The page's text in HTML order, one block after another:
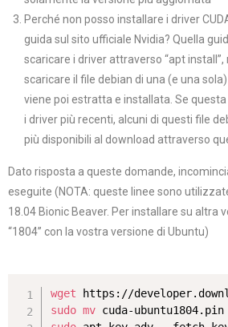
Perché non posso installare i driver
guida sul sito ufficiale Nvidia? Quella
scaricare i driver attraverso “apt
scaricare il file debian di una (e una
viene poi estratta e installata. Se
i driver più recenti, alcuni di questi file
più disponibili al download attraverso
Dato risposta a queste domande,
eseguite (NOTA: queste linee sono
18.04 Bionic Beaver. Per installare su altra
“1804” con la vostra versione di Ubuntu)
wget
sudo mv